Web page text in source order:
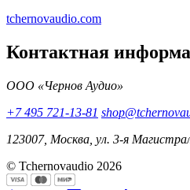
tchernovaudio.com
Контактная
ООО «Чернов Аудио»
+7 495 721-13-81
123007, Москва, ул. 3-я
© Tchernovaudio 2026